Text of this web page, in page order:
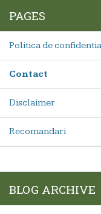
PAGES
Politica de
Contact
Disclaimer
Recomandari
BLOG ARCHIVE